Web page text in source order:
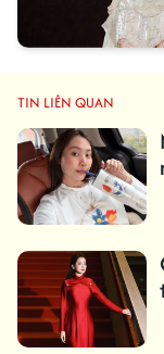
TIN LIÊN QUAN